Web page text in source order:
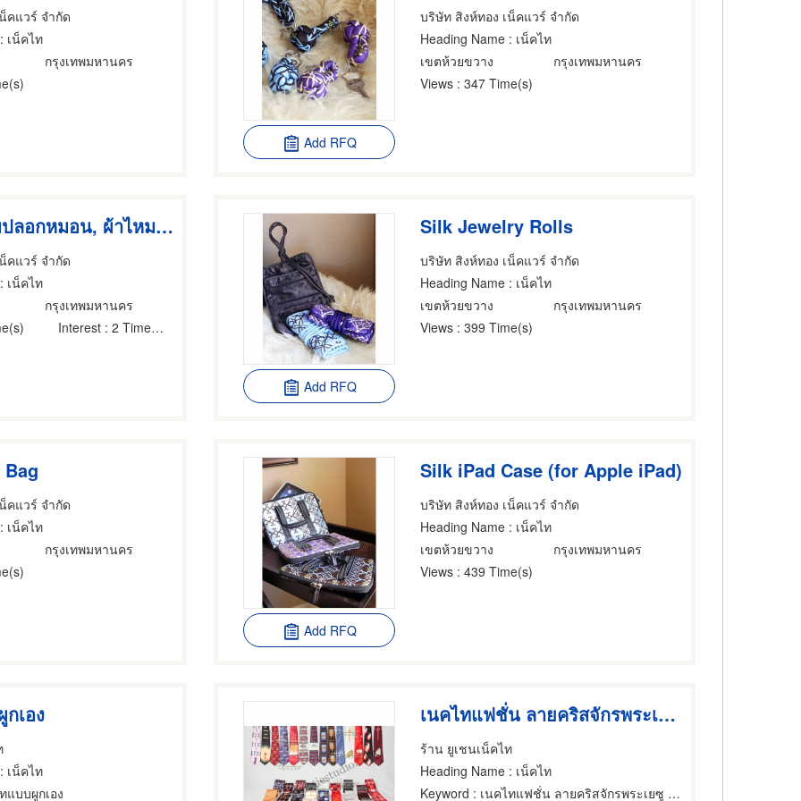
คแวร์ จำกัด
เน็คไท
กรุงเทพมหานคร
Add RFQ
บริษัท สิงห์ทอง เน็คแวร์ จำกัด
Heading Name : เน็คไท
เขตห้วยขวาง
กรุงเทพมหานคร
Views : 347 Time(s)
หมอนพร้อมปลอกหมอน, ผ้าไหมไทย หมอนพร้อมปลอกหมอน, ผ้าไหมไทย
คแวร์ จำกัด
เน็คไท
กรุงเทพมหานคร
Interest : 2 Time(s)
Add RFQ
Silk Jewelry Rolls
บริษัท สิงห์ทอง เน็คแวร์ จำกัด
Heading Name : เน็คไท
เขตห้วยขวาง
กรุงเทพมหานคร
Views : 399 Time(s)
คแวร์ จำกัด
เน็คไท
กรุงเทพมหานคร
Add RFQ
Silk iPad Case (for Apple iPad)
บริษัท สิงห์ทอง เน็คแวร์ จำกัด
Heading Name : เน็คไท
เขตห้วยขวาง
กรุงเทพมหานคร
Views : 439 Time(s)
เอง
เน็คไท
แบบผูกเอง
เนคไทแฟชั่น ลายคริสจักรพระเยซู แบบผูกเอง
ร้าน ยูเชนเน็คไท
Heading Name : เน็คไท
Keyword : เนคไทแฟชั่น ลายคริสจักรพระเยซู แบบผูกเอง